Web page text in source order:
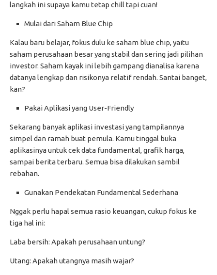
langkah ini supaya kamu tetap chill tapi cuan!
Mulai dari Saham Blue Chip
Kalau baru belajar, fokus dulu ke saham blue chip, yaitu
saham perusahaan besar yang stabil dan sering jadi pilihan
investor. Saham kayak ini lebih gampang dianalisa karena
datanya lengkap dan risikonya relatif rendah. Santai banget,
kan?
Pakai Aplikasi yang User-Friendly
Sekarang banyak aplikasi investasi yang tampilannya
simpel dan ramah buat pemula. Kamu tinggal buka
aplikasinya untuk cek data fundamental, grafik harga,
sampai berita terbaru. Semua bisa dilakukan sambil
rebahan.
Gunakan Pendekatan Fundamental Sederhana
Nggak perlu hapal semua rasio keuangan, cukup fokus ke
tiga hal ini:
Laba bersih: Apakah perusahaan untung?
Utang: Apakah utangnya masih wajar?